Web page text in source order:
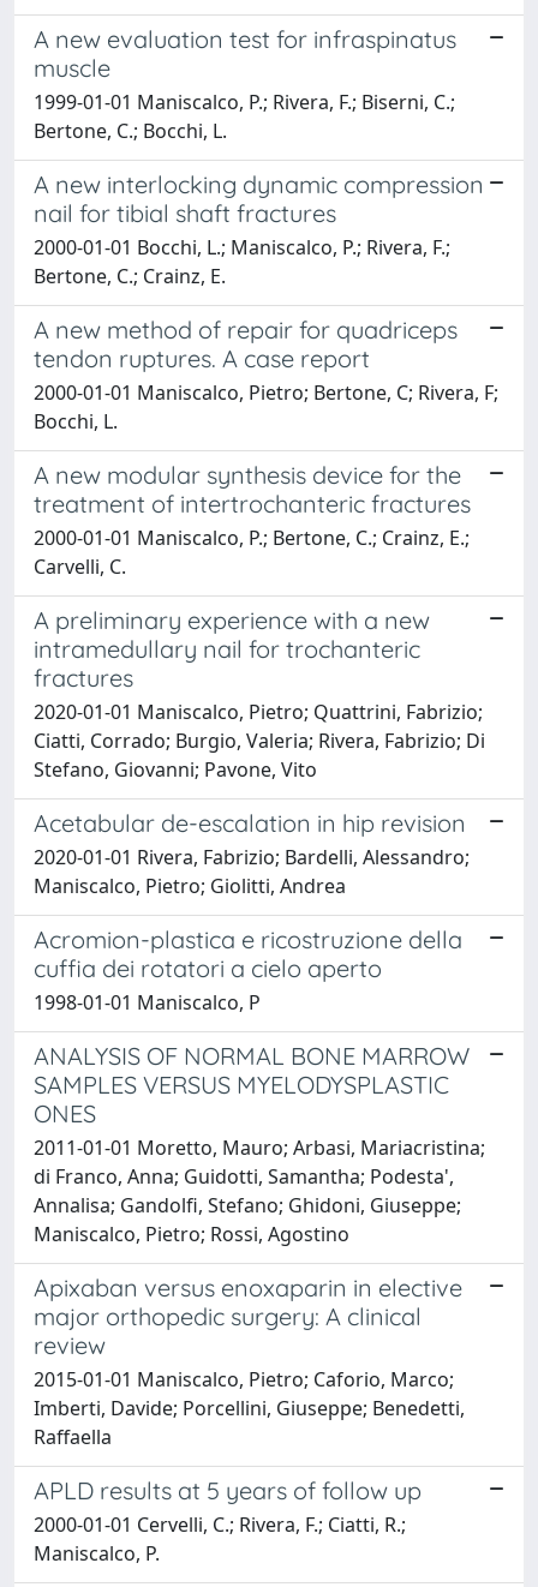
A new evaluation test for infraspinatus
muscle
1999-01-01 Maniscalco, P.; Rivera, F.; Biserni, C.;
Bertone, C.; Bocchi, L.
A new interlocking dynamic compression
nail for tibial shaft fractures
2000-01-01 Bocchi, L.; Maniscalco, P.; Rivera, F.;
Bertone, C.; Crainz, E.
A new method of repair for quadriceps
tendon ruptures. A case report
2000-01-01 Maniscalco, Pietro; Bertone, C; Rivera, F;
Bocchi, L.
A new modular synthesis device for the
treatment of intertrochanteric fractures
2000-01-01 Maniscalco, P.; Bertone, C.; Crainz, E.;
Carvelli, C.
A preliminary experience with a new
intramedullary nail for trochanteric
fractures
2020-01-01 Maniscalco, Pietro; Quattrini, Fabrizio;
Ciatti, Corrado; Burgio, Valeria; Rivera, Fabrizio; Di
Stefano, Giovanni; Pavone, Vito
Acetabular de-escalation in hip revision
2020-01-01 Rivera, Fabrizio; Bardelli, Alessandro;
Maniscalco, Pietro; Giolitti, Andrea
Acromion-plastica e ricostruzione della
cuffia dei rotatori a cielo aperto
1998-01-01 Maniscalco, P
ANALYSIS OF NORMAL BONE MARROW
SAMPLES VERSUS MYELODYSPLASTIC
ONES
2011-01-01 Moretto, Mauro; Arbasi, Mariacristina;
di Franco, Anna; Guidotti, Samantha; Podesta',
Annalisa; Gandolfi, Stefano; Ghidoni, Giuseppe;
Maniscalco, Pietro; Rossi, Agostino
Apixaban versus enoxaparin in elective
major orthopedic surgery: A clinical
review
2015-01-01 Maniscalco, Pietro; Caforio, Marco;
Imberti, Davide; Porcellini, Giuseppe; Benedetti,
Raffaella
APLD results at 5 years of follow up
2000-01-01 Cervelli, C.; Rivera, F.; Ciatti, R.;
Maniscalco, P.